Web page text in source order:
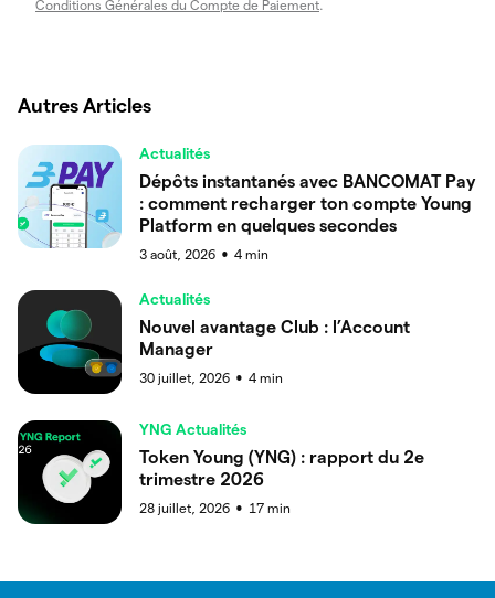
Conditions Générales du Compte de Paiement.
Autres Articles
Actualités
Dépôts instantanés avec BANCOMAT Pay
: comment recharger ton compte Young
Platform en quelques secondes
3 août, 2026 ● 4 min
Actualités
Nouvel avantage Club : l’Account
Manager
30 juillet, 2026 ● 4 min
YNG Actualités
Token Young (YNG) : rapport du 2e
trimestre 2026
28 juillet, 2026 ● 17 min